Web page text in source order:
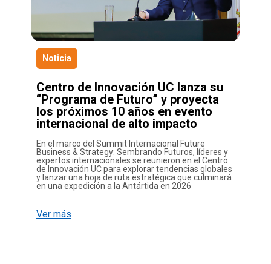
Noticia
Centro de Innovación UC lanza su
“Programa de Futuro” y proyecta
los próximos 10 años en evento
internacional de alto impacto
En el marco del Summit Internacional Future
Business & Strategy: Sembrando Futuros, líderes y
expertos internacionales se reunieron en el Centro
de Innovación UC para explorar tendencias globales
y lanzar una hoja de ruta estratégica que culminará
en una expedición a la Antártida en 2026
Ver más